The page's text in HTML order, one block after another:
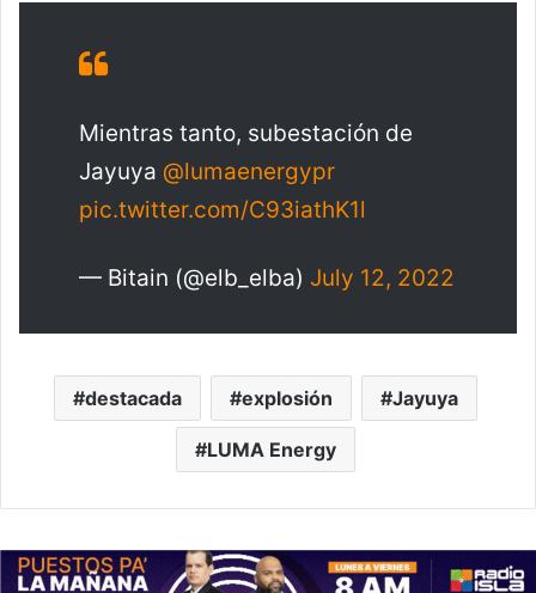
Mientras tanto, subestación de
Jayuya @lumaenergypr
pic.twitter.com/C93iathK1l
— Bitain (@elb_elba) July 12, 2022
destacada explosión Jayuya
LUMA Energy